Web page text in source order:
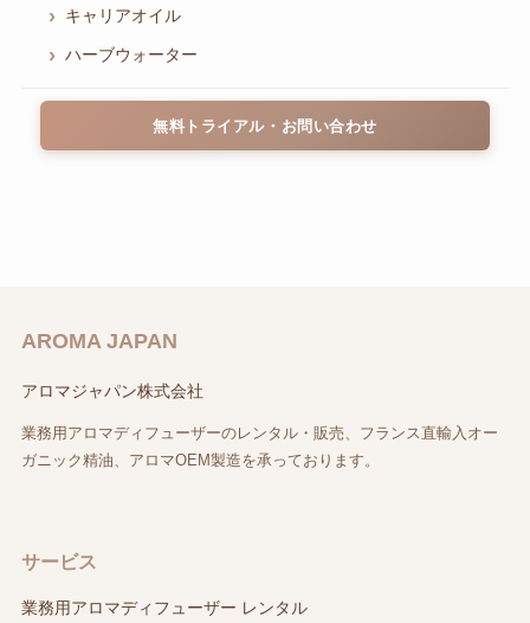
キャリアオイル
ハーブウォーター
無料トライアル・お問い合わせ
AROMA JAPAN
アロマジャパン株式会社
業務用アロマディフューザーのレンタル・販売、フランス直輸入オー
ガニック精油、アロマOEM製造を承っております。
サービス
業務用アロマディフューザー レンタル